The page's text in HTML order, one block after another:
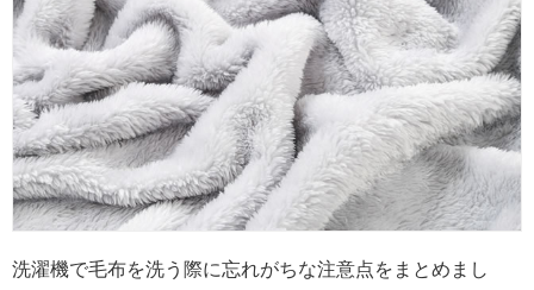
洗濯機で毛布を洗う際に忘れがちな注意点をまとめまし